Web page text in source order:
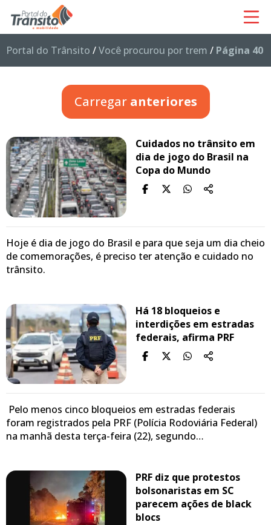
Portal do Trânsito /Você procurou por trem / Página 40
Carregar anteriores
Cuidados no trânsito em
dia de jogo do Brasil na
Copa do Mundo
Hoje é dia de jogo do Brasil e para que seja um dia cheio
de comemorações, é preciso ter atenção e cuidado no
trânsito.
Há 18 bloqueios e
interdições em estradas
federais, afirma PRF
Pelo menos cinco bloqueios em estradas federais
foram registrados pela PRF (Polícia Rodoviária Federal)
na manhã desta terça-feira (22), segundo…
PRF diz que protestos
bolsonaristas em SC
parecem ações de black
blocs